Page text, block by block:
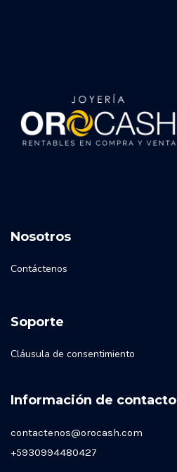
Nosotros
Contáctenos
Soporte
Cláusula de consentimiento
Información de contacto
contactenos@orocash.com
+5930994480427